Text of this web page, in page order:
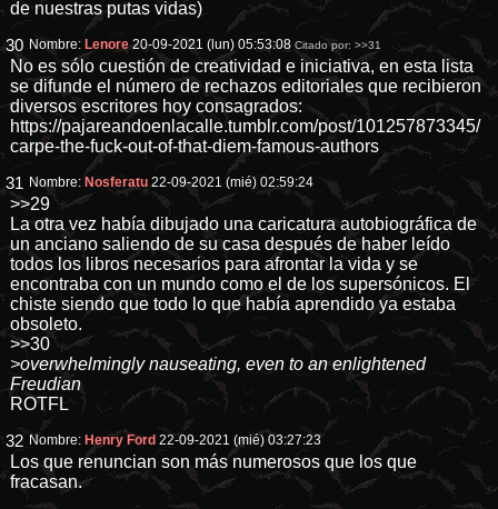
de nuestras putas vidas)
30 Nombre: Lenore 20-09-2021 (lun) 05:53:08 Citado por:>>31
No es sólo cuestión de creatividad e iniciativa, en esta lista
se difunde el número de rechazos editoriales que recibieron
diversos escritores hoy consagrados:
https://pajareandoenlacalle.tumblr.com/post/101257873345/
carpe-the-fuck-out-of-that-diem-famous-authors
31 Nombre: Nosferatu 22-09-2021 (mié) 02:59:24
>>29
La otra vez había dibujado una caricatura autobiográfica de
un anciano saliendo de su casa después de haber leído
todos los libros necesarios para afrontar la vida y se
encontraba con un mundo como el de los supersónicos. El
chiste siendo que todo lo que había aprendido ya estaba
obsoleto.
>>30
>overwhelmingly nauseating, even to an enlightened
Freudian
ROTFL
32 Nombre: Henry Ford 22-09-2021 (mié) 03:27:23
Los que renuncian son más numerosos que los que
fracasan.